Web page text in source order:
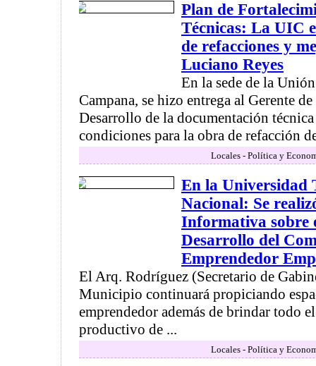
Plan de
Técnicas: La UIC
de refacciones y
Luciano Reyes
En la sede de la
Campana, se hizo entrega al Gerente
Desarrollo de la documentación
condiciones para la obra de refacción
Locales - Política y
En la Universidad
Nacional: Se
Informativa sobre
Desarrollo del
Emprendedor
El Arq. Rodríguez (Secretario de
Municipio continuará propiciando
emprendedor además de brindar todo
productivo de ...
Locales - Política y